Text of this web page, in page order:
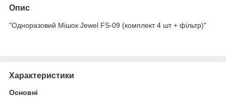
Опис
"Одноразовий Мішок Jewel FS-09 (комплект 4 шт + фільтр)"
Характеристики
Основні